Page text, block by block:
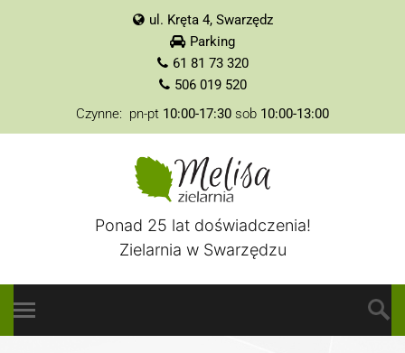
ul. Kręta 4, Swarzędz
Parking
61 81 73 320
506 019 520
Czynne: pn-pt 10:00-17:30 sob 10:00-13:00
Ponad 25 lat doświadczenia!
Zielarnia w Swarzędzu